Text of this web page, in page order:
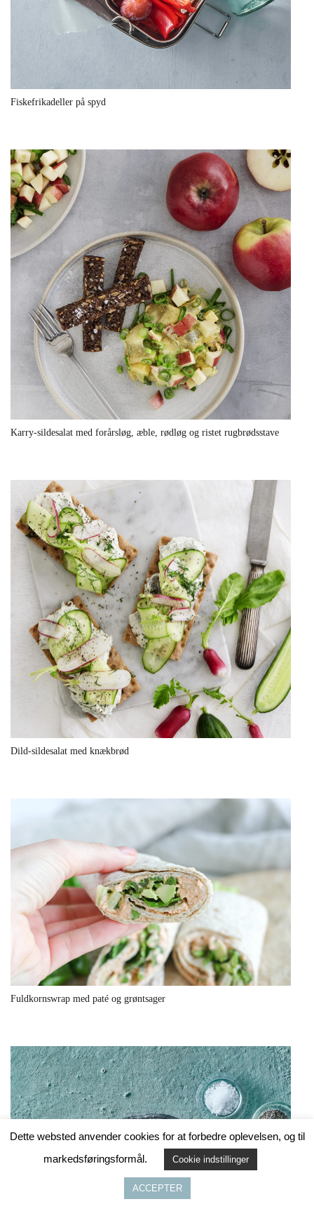
Fiskefrikadeller på spyd
Karry-sildesalat med forårsløg, æble, rødløg og ristet rugbrødsstave
Dild-sildesalat med knækbrød
Fuldkornswrap med paté og grøntsager
Dette websted anvender cookies for at forbedre oplevelsen, og til
markedsføringsformål.
Cookie indstillinger
ACCEPTER